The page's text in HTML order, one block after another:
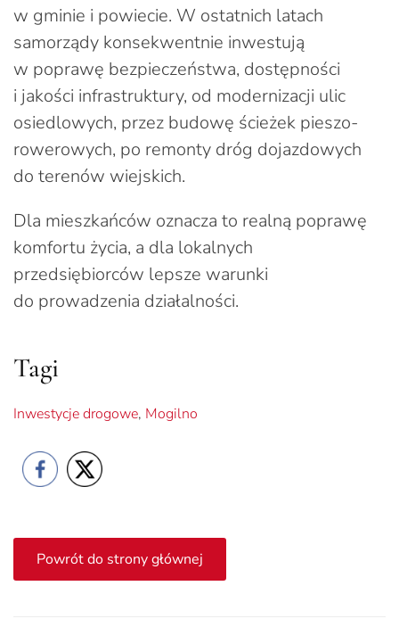
w gminie i powiecie. W ostatnich latach
samorządy konsekwentnie inwestują
w poprawę bezpieczeństwa, dostępności
i jakości infrastruktury, od modernizacji ulic
osiedlowych, przez budowę ścieżek pieszo-
rowerowych, po remonty dróg dojazdowych
do terenów wiejskich.
Dla mieszkańców oznacza to realną poprawę
komfortu życia, a dla lokalnych
przedsiębiorców lepsze warunki
do prowadzenia działalności.
Tagi
Inwestycje drogowe, Mogilno
Powrót do strony głównej